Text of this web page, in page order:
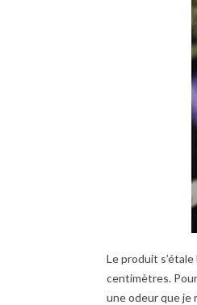
Le produit
centimètres.
une odeur que je